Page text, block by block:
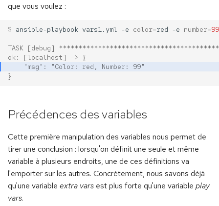
que vous voulez :
$ ansible-playbook vars1.yml -e color=red -e number=99
TASK [debug]
ok: [localhost] => {
    "msg": "Color: red, Number: 99"
}
Précédences des variables
Cette première manipulation des variables nous permet de
tirer une conclusion : lorsqu'on définit une seule et même
variable à plusieurs endroits, une de ces définitions va
l'emporter sur les autres. Concrètement, nous savons déjà
qu'une variable extra vars est plus forte qu'une variable play
vars.